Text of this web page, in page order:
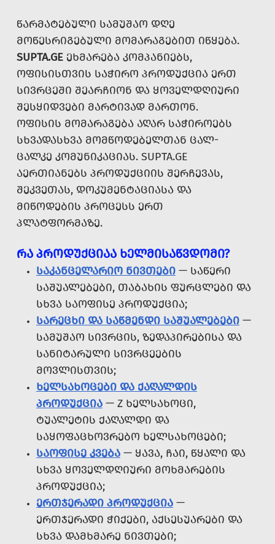
ᲬᲐᲠᲛᲐᲢᲔᲑᲣᲚᲘ ᲡᲐᲛᲣᲨᲐᲝ ᲓᲦᲔ
ᲛᲝᲬᲔᲡᲠᲘᲒᲔᲑᲣᲚᲘ ᲛᲝᲛᲐᲠᲐᲒᲔᲑᲘᲗ ᲘᲬᲧᲔᲑᲐ.
SUPTA.GE ᲔᲮᲛᲐᲠᲔᲑᲐ ᲙᲝᲛᲞᲐᲜᲘᲔᲑᲡ,
ᲝᲤᲘᲡᲘᲡᲗᲕᲘᲡ ᲡᲐᲭᲘᲠᲝ ᲞᲠᲝᲓᲣᲥᲪᲘᲐ ᲔᲠᲗ
ᲡᲘᲕᲠᲪᲔᲨᲘ ᲨᲔᲐᲠᲩᲘᲝᲜ ᲓᲐ ᲧᲝᲕᲔᲚᲓᲦᲘᲣᲠᲘ
ᲨᲔᲡᲧᲘᲓᲕᲔᲑᲘ ᲛᲐᲠᲢᲘᲕᲐᲓ ᲛᲐᲠᲗᲝᲜ.
ᲝᲤᲘᲡᲘᲡ ᲛᲝᲛᲐᲠᲐᲒᲔᲑᲐ ᲐᲦᲐᲠ ᲡᲐᲭᲘᲠᲝᲔᲑᲡ
ᲡᲮᲕᲐᲓᲐᲡᲮᲕᲐ ᲛᲝᲛᲬᲝᲓᲔᲑᲔᲚᲗᲐᲜ ᲪᲐᲚ-
ᲪᲐᲚᲙᲔ ᲙᲝᲛᲣᲜᲘᲙᲐᲪᲘᲐᲡ. SUPTA.GE
ᲐᲔᲠᲗᲘᲐᲜᲔᲑᲡ ᲞᲠᲝᲓᲣᲥᲪᲘᲘᲡ ᲨᲔᲠᲩᲔᲕᲐᲡ,
ᲨᲔᲙᲕᲔᲗᲐᲡ, ᲓᲝᲙᲣᲛᲔᲜᲢᲐᲪᲘᲐᲡᲐ ᲓᲐ
ᲛᲘᲬᲝᲓᲔᲑᲘᲡ ᲞᲠᲝᲪᲔᲡᲡ ᲔᲠᲗ
ᲞᲚᲐᲢᲤᲝᲠᲛᲐᲖᲔ.
ᲠᲐ ᲞᲠᲝᲓᲣᲥᲪᲘᲐᲐ ᲮᲔᲚᲛᲘᲡᲐᲬᲕᲓᲝᲛᲘ?
ᲡᲐᲙᲐᲜᲪᲔᲚᲐᲠᲘᲝ ᲜᲘᲕᲗᲔᲑᲘ — ᲡᲐᲬᲔᲠᲘ
ᲡᲐᲨᲣᲐᲚᲔᲑᲔᲑᲘ, ᲗᲐᲑᲐᲮᲘᲡ ᲤᲣᲠᲪᲚᲔᲑᲘ ᲓᲐ
ᲡᲮᲕᲐ ᲡᲐᲝᲤᲘᲡᲔ ᲞᲠᲝᲓᲣᲥᲪᲘᲐ;
ᲡᲐᲠᲔᲪᲮᲘ ᲓᲐ ᲡᲐᲬᲛᲔᲜᲓᲘ ᲡᲐᲨᲣᲐᲚᲔᲑᲔᲑᲘ —
ᲡᲐᲛᲣᲨᲐᲝ ᲡᲘᲕᲠᲪᲘᲡ, ᲖᲔᲓᲐᲞᲘᲠᲔᲑᲘᲡᲐ ᲓᲐ
ᲡᲐᲜᲘᲢᲐᲠᲣᲚᲘ ᲡᲘᲕᲠᲪᲔᲔᲑᲘᲡ
ᲛᲝᲕᲚᲘᲡᲗᲕᲘᲡ;
ᲮᲔᲚᲡᲐᲮᲝᲪᲔᲑᲘ ᲓᲐ ᲥᲐᲦᲐᲚᲓᲘᲡ
ᲞᲠᲝᲓᲣᲥᲪᲘᲐ — Z ᲮᲔᲚᲡᲐᲮᲝᲪᲘ,
ᲢᲣᲐᲚᲔᲢᲘᲡ ᲥᲐᲦᲐᲚᲓᲘ ᲓᲐ
ᲡᲐᲧᲝᲤᲐᲪᲮᲝᲕᲠᲔᲑᲝ ᲮᲔᲚᲡᲐᲮᲝᲪᲔᲑᲘ;
ᲡᲐᲝᲤᲘᲡᲔ ᲙᲕᲔᲑᲐ — ᲧᲐᲕᲐ, ᲩᲐᲘ, ᲬᲧᲐᲚᲘ ᲓᲐ
ᲡᲮᲕᲐ ᲧᲝᲕᲔᲚᲓᲦᲘᲣᲠᲘ ᲛᲝᲮᲛᲐᲠᲔᲑᲘᲡ
ᲞᲠᲝᲓᲣᲥᲪᲘᲐ;
ᲔᲠᲗᲯᲔᲠᲐᲓᲘ ᲞᲠᲝᲓᲣᲥᲪᲘᲐ —
ᲔᲠᲗᲯᲔᲠᲐᲓᲘ ᲭᲘᲥᲔᲑᲘ, ᲐᲥᲡᲔᲡᲣᲐᲠᲔᲑᲘ ᲓᲐ
ᲡᲮᲕᲐ ᲓᲐᲛᲮᲛᲐᲠᲔ ᲜᲘᲕᲗᲔᲑᲘ;